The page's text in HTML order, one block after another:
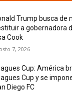
Trump busca de
a gobernadora
Cook
7, 2026
Cup: América
Cup y se
Diego FC